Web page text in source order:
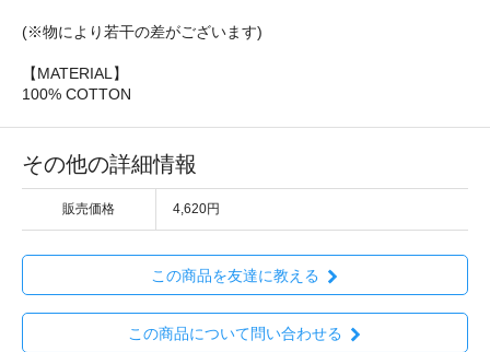
(※物により若干の差がございます)
【MATERIAL】
100% COTTON
その他の詳細情報
販売価格 4,620円
この商品を友達に教える
この商品について問い合わせる